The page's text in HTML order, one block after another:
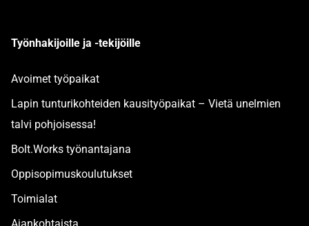
Työnhakijoille ja -tekijöille
Avoimet työpaikat
Lapin tunturikohteiden kausityöpaikat – Vietä unelmien
talvi pohjoisessa!
Bolt.Works työnantajana
Oppisopimuskoulutukset
Toimialat
Ajankohtaista